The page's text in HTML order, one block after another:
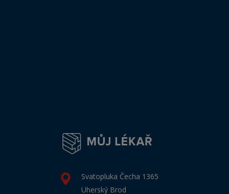
Svatopluka Čecha 1365
Uherský Brod